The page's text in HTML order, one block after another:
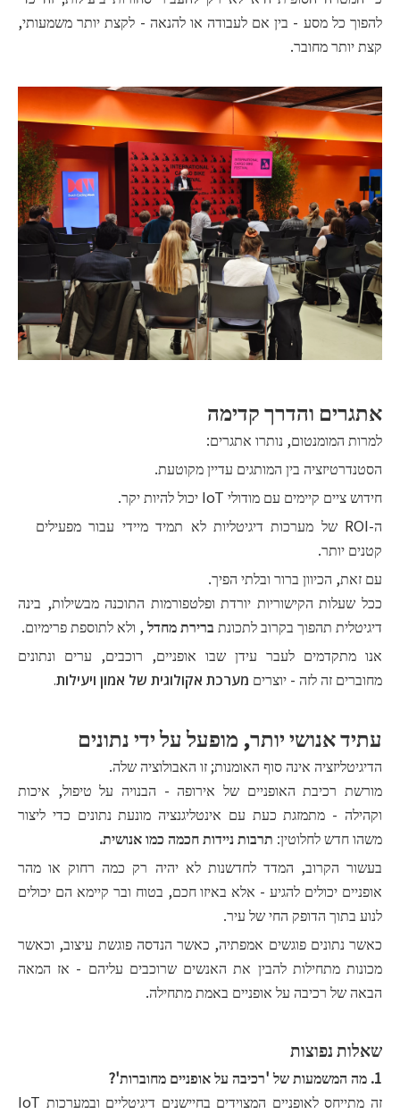
להפוך כל מסע - בין אם לעבודה או להנאה - לקצת יותר משמעותי,
קצת יותר מחובר.
אתגרים והדרך קדימה
למרות המומנטום, נותרו אתגרים:
הסטנדרטיזציה בין המותגים עדיין מקוטעת.
חידוש ציים קיימים עם מודולי IoT יכול להיות יקר.
ה-ROI של מערכות דיגיטליות לא תמיד מיידי עבור מפעילים
קטנים יותר.
עם זאת, הכיוון ברור ובלתי הפיך.
ככל שעלות הקישוריות יורדת ופלטפורמות התוכנה מבשילות, בינה
דיגיטלית תהפוך בקרוב לתכונת ברירת מחדל, ולא לתוספת פרימיום.
אנו מתקדמים לעבר עידן שבו אופניים, רוכבים, ערים ונתונים
מחוברים זה לזה - יוצרים מערכת אקולוגית של אמון ויעילות.
עתיד אנושי יותר, מופעל על ידי נתונים
הדיגיטליזציה אינה סוף האומנות; זו האבולוציה שלה.
מורשת רכיבת האופניים של אירופה - הבנויה על טיפול, איכות
וקהילה - מתמזגת כעת עם אינטליגנציה מונעת נתונים כדי ליצור
משהו חדש לחלוטין: תרבות ניידות חכמה כמו אנושית.
בעשור הקרוב, המדד לחדשנות לא יהיה רק ​​כמה רחוק או מהר
אופניים יכולים להגיע - אלא באיזו חכם, בטוח ובר קיימא הם יכולים
לנוע בתוך הדופק החי של עיר.
כאשר נתונים פוגשים אמפתיה, כאשר הנדסה פוגשת עיצוב, וכאשר
מכונות מתחילות להבין את האנשים שרוכבים עליהם - אז המאה
הבאה של רכיבה על אופניים באמת מתחילה.
שאלות נפוצות
1. מה המשמעות של 'רכיבה על אופניים מחוברות'?
זה מתייחס לאופניים המצוידים בחיישנים דיגיטליים ובמערכות IoT